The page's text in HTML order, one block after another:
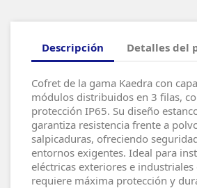
Descripción Detalles del
Cofret de la gama Kaedra con
módulos distribuidos en 3 filas,
protección IP65. Su diseño
garantiza resistencia frente a
salpicaduras, ofreciendo
entornos exigentes. Ideal para
eléctricas exteriores e industriales
requiere máxima protección y